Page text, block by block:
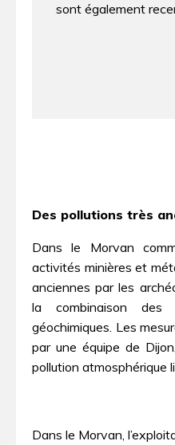
sont également
Des pollutions très
Dans le Morvan
activités minières et
anciennes par les
la combinaison des
géochimiques. Les
par une équipe de
pollution atmosphérique
Dans le Morvan,